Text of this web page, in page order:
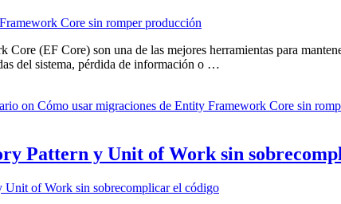
(EF Core) son una de las mejores herramientas para
del sistema, pérdida de información o …
on Cómo usar migraciones de Entity Framework Core sin
Pattern y Unit of Work sin